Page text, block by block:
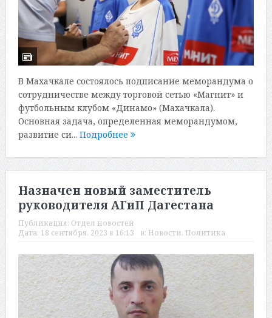
В Махачкале состоялось подписание меморандума о
сотрудничестве между торговой сетью «Магнит» и
футбольным клубом «Динамо» (Махачкала).
Основная задача, определенная меморандумом,
развитие си... Подробнее
Назначен новый заместитель
руководителя АГиП Дагестана
Публикация: Отдел новостей
Дата: 18 сентября, 2023 в 16:13 в: Новости, Политика